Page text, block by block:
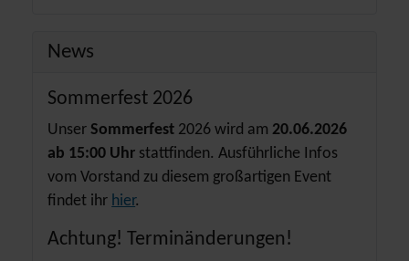
News
Sommerfest 2026
UnserSommerfest 2026 wird am 20.06.2026
ab 15:00 Uhr stattfinden. Ausführliche Infos
vom Vorstand zu diesem großartigen Event
findet ihr hier.
Achtung! Terminänderungen!